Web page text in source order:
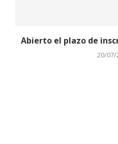
Abierto el plazo de
20/07/